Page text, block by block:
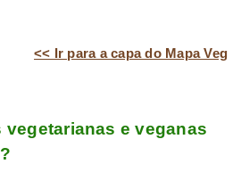
<< Ir para a capa do Mapa Veg
e veganas